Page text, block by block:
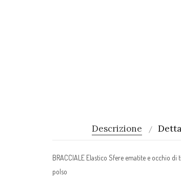
Descrizione
BRACCIALE Elastico Sfere ematite e occhio
polso